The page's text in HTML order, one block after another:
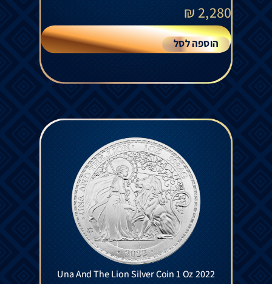
2,280
₪
הוספה לסל
Una And The Lion Silver Coin 1 Oz 2022